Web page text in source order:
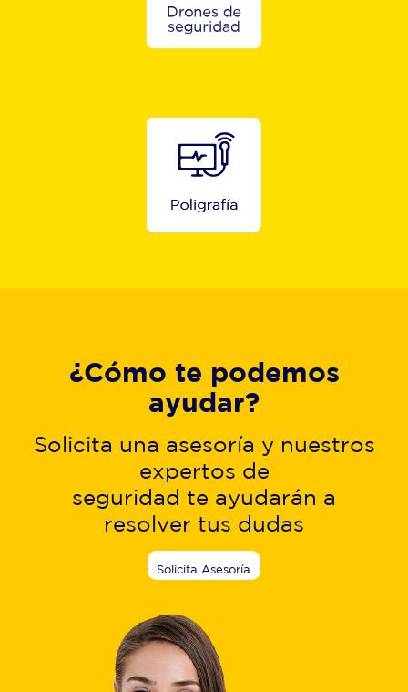
¿Cómo te podemos
ayudar?
Solicita una asesoría y nuestros
expertos de
seguridad te ayudarán a
resolver tus dudas
Solicita Asesoría